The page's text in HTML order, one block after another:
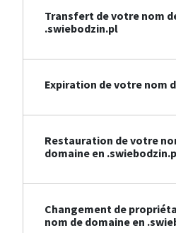
Transfert de votre nom
.swiebodzin.pl
Expiration de votre nom
Restauration de votre
domaine en
Changement de
nom de domaine en